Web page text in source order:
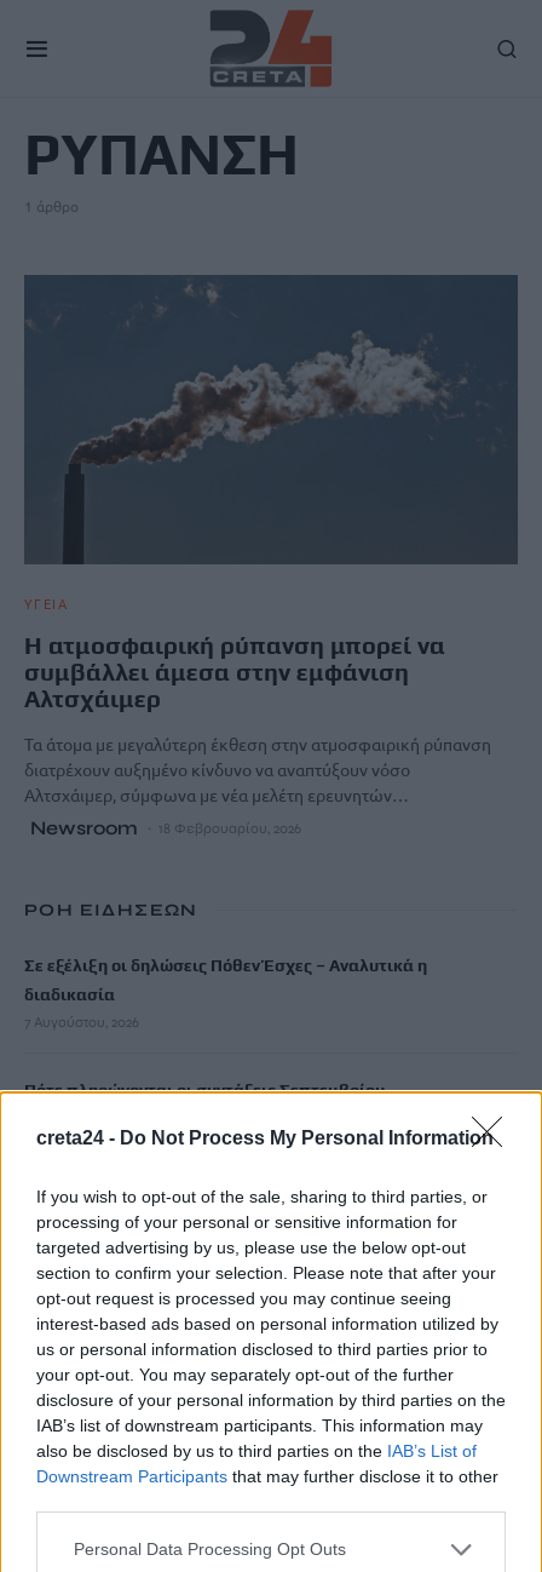
creta24 - Do Not Process My Personal Information
If you wish to opt-out of the sale, sharing to third parties, or
processing of your personal or sensitive information for
targeted advertising by us, please use the below opt-out
section to confirm your selection. Please note that after your
opt-out request is processed you may continue seeing
interest-based ads based on personal information utilized by
us or personal information disclosed to third parties prior to
your opt-out. You may separately opt-out of the further
disclosure of your personal information by third parties on the
IAB’s list of downstream participants. This information may
also be disclosed by us to third parties on the IAB’s List of
Downstream Participants that may further disclose it to other
Personal Data Processing Opt Outs
ΡΥΠΑΝΣΗ
1 άρθρο
ΥΓΕΙΑ
Η ατμοσφαιρική ρύπανση μπορεί να
συμβάλλει άμεσα στην εμφάνιση
Αλτσχάιμερ
Τα άτομα με μεγαλύτερη έκθεση στην ατμοσφαιρική ρύπανση
διατρέχουν αυξημένο κίνδυνο να αναπτύξουν νόσο
Αλτσχάιμερ, σύμφωνα με νέα μελέτη ερευνητών…
Newsroom 18 Φεβρουαρίου, 2026
ΡΟΗ ΕΙΔΗΣΕΩΝ
Σε εξέλιξη οι δηλώσεις Πόθεν Έσχες – Αναλυτικά η
διαδικασία
7 Αυγούστου, 2026
Πότε πληρώνονται οι συντάξεις Σεπτεμβρίου
Κινηματογράφου Χανίων
7 Αυγούστου, 2026
Ισπανία: Απολιθώματα αποκαλύπτουν ότι οι πρώτοι
Ευρωπαίοι ίσως ασκούσαν κανιβαλισμό
7 Αυγούστου, 2026
Σοκαριστικές αποκαλύψεις του FBI μετά το Μουντιάλ: «Θα
ανατινάξω τον Μέσι με τέσσερις βόμβες»
ΗΠΑ: Δασκάλα χορού κατηγορείται για σεξουαλική